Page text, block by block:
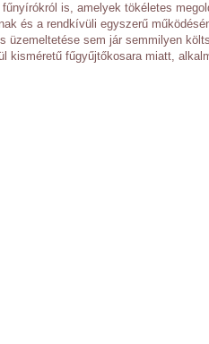
is, amelyek tökéletes
és a rendkívüli egyszerű
üzemeltetése sem jár semmilyen
kisméretű fűgyűjtőkosara miatt,